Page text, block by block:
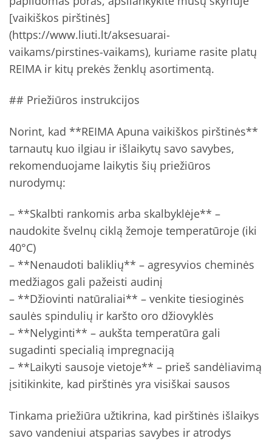
[vaikiškos pirštinės]
(https://www.liuti.lt/aksesuarai-
vaikams/pirstines-vaikams), kuriame rasite platų
REIMA ir kitų prekės ženklų asortimentą.
## Priežiūros instrukcijos
Norint, kad **REIMA Apuna vaikiškos pirštinės**
tarnautų kuo ilgiau ir išlaikytų savo savybes,
rekomenduojame laikytis šių priežiūros
nurodymų:
– **Skalbti rankomis arba skalbyklėje** –
naudokite švelnų ciklą žemoje temperatūroje (iki
40°C)
– **Nenaudoti baliklių** – agresyvios cheminės
medžiagos gali pažeisti audinį
– **Džiovinti natūraliai** – venkite tiesioginės
saulės spindulių ir karšto oro džiovyklės
– **Nelyginti** – aukšta temperatūra gali
sugadinti specialią impregnaciją
– **Laikyti sausoje vietoje** – prieš sandėliavimą
įsitikinkite, kad pirštinės yra visiškai sausos
Tinkama priežiūra užtikrina, kad pirštinės išlaikys
savo vandeniui atsparias savybes ir atrodys